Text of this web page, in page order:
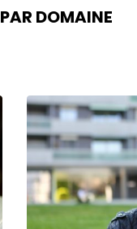
PAR DOMAINE